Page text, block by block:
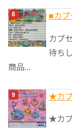
■カプ
カプ
待ち
商品...
★カ
★カ